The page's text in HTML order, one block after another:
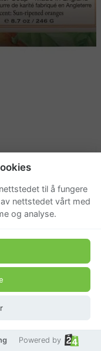
til å fungere
nettstedet vårt med
og analyse.
Powered by